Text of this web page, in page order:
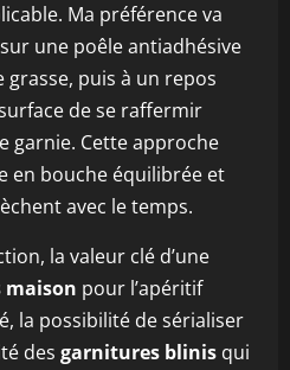
Ma préférence va
une poêle antiadhésive
puis à un repos
de se raffermir
garnie. Cette approche
en bouche équilibrée et
avec le temps.
la valeur clé d’une
maison pour l’apéritif
la possibilité de sérialiser
des garnitures blinis qui